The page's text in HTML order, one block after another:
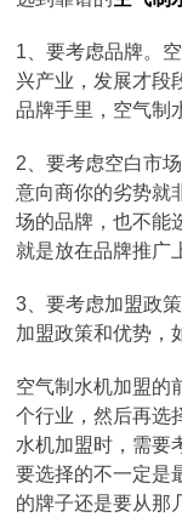
1、要考虑品牌。
兴产业，发展才段
品牌手里，空气制
2、要考虑空白市
意向商你的劣势就
场的品牌，也不能
就是放在品牌推广
3、要考虑加盟政
加盟政策和优势，
空气制水机加盟的
个行业，然后再选
水机加盟时，需要
要选择的不一定是
的牌子还是要从那